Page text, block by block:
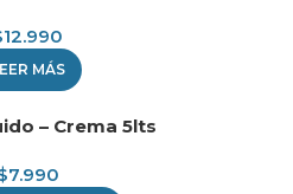
12.990
MÁS
– Crema 5lts
7.990